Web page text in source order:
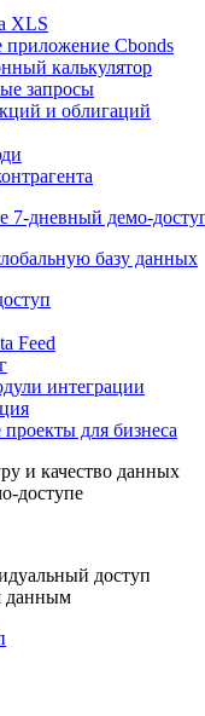
XLS
Cbonds
калькулятор
запросы
и облигаций
7-дневный
базу данных
Feed
для бизнеса
и качество данных
доступе
доступ